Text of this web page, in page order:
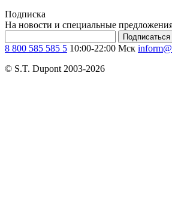
Подписка
На новости и специальные
Подписаться
8 800 585 585 5 10:00-22:00 Мск
© S.T. Dupont 2003-2026